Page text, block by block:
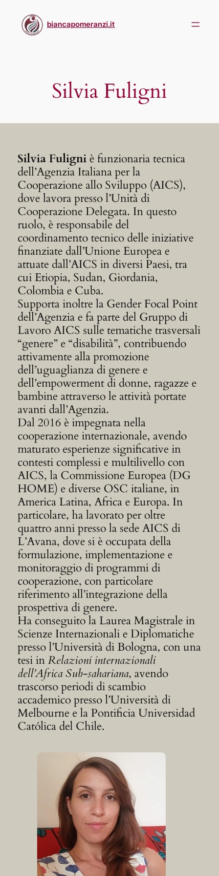
content
biancapomeranzi.it
Silvia Fuligni
Silvia Fuligniè funzionaria tecnica
dell’Agenzia Italiana per la
Cooperazione allo Sviluppo (AICS),
dove lavora presso l’Unità di
Cooperazione Delegata. In questo
ruolo, è responsabile del
coordinamento tecnico delle iniziative
finanziate dall’Unione Europea e
attuate dall’AICS in diversi Paesi, tra
cui Etiopia, Sudan, Giordania,
Colombia e Cuba.
Supporta inoltre la Gender Focal Point
dell’Agenzia e fa parte del Gruppo di
Lavoro AICS sulle tematiche trasversali
“genere” e “disabilità”, contribuendo
attivamente alla promozione
dell’uguaglianza di genere e
dell’empowerment di donne, ragazze e
bambine attraverso le attività portate
avanti dall’Agenzia.
Dal 2016 è impegnata nella
cooperazione internazionale, avendo
maturato esperienze significative in
contesti complessi e multilivello con
AICS, la Commissione Europea (DG
HOME) e diverse OSC italiane, in
America Latina, Africa e Europa. In
particolare, ha lavorato per oltre
quattro anni presso la sede AICS di
L’Avana, dove si è occupata della
formulazione, implementazione e
monitoraggio di programmi di
cooperazione, con particolare
riferimento all’integrazione della
prospettiva di genere.
Ha conseguito la Laurea Magistrale in
Scienze Internazionali e Diplomatiche
presso l’Università di Bologna, con una
tesi inRelazioni internazionali
dell’Africa Sub-sahariana, avendo
trascorso periodi di scambio
accademico presso l’Università di
Melbourne e la Pontificia Universidad
Católica del Chile.